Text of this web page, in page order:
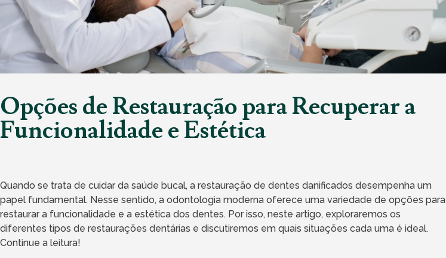
Opções de Restauração para Recuperar a
Funcionalidade e Estética
Quando se trata de cuidar da saúde bucal, a restauração de dentes danificados desempenha um
papel fundamental. Nesse sentido, a odontologia moderna oferece uma variedade de opções para
restaurar a funcionalidade e a estética dos dentes. Por isso, neste artigo, exploraremos os
diferentes tipos de restaurações dentárias e discutiremos em quais situações cada uma é ideal.
Continue a leitura!